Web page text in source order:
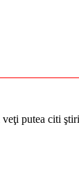
putea citi